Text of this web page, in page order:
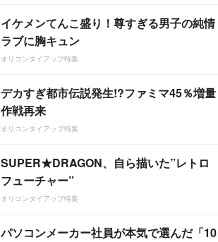
イケメンてんこ盛り！尊すぎる男子の純情
ラブに胸キュン
オリコンタイアップ特集
デカすぎ都市伝説発生!?ファミマ45％増量
作戦再来
オリコンタイアップ特集
SUPER★DRAGON、自ら描いた”レトロ
フューチャー”
オリコンタイアップ特集
パソコンメーカー社員が本気で選んだ「10